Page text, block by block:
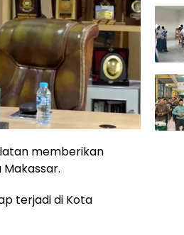
memberikan
terjadi di Kota